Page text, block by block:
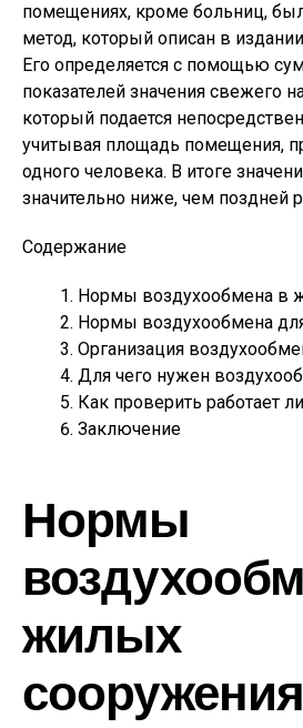
помещениях, кроме больниц,
метод, который описан в
Его определяется с помощью
показателей значения свежего
который подается
учитывая площадь помещения,
одного человека. В итоге
значительно ниже, чем поздней
Содержание
Нормы воздухообмена в
Нормы воздухообмена
Организация
Для чего нужен
Как проверить работает
Заключение
Нормы
жилых